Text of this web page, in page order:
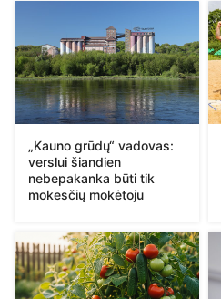
„Kauno grūdų“ vadovas:
verslui šiandien
nebepakanka būti tik
mokesčių mokėtoju